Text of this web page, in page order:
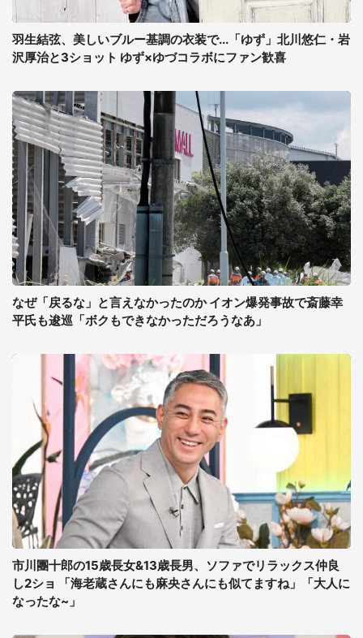
羽生結弦、美しいブルー基調の衣装で...「ゆず」北川悠仁・岩
沢厚治と3ショット ゆず×ゆづコラボにファン歓喜
なぜ「戻るな」と言えなかったのか イオン爆発事故で斎藤幸
平氏も逡巡「ボクもできなかっただろうなあ」
市川團十郎の15歳長女&13歳長男、ソファでリラックス仲良
し2ショ 「海老蔵さんにも麻央さんにも似てますね」「大人に
なったな~」